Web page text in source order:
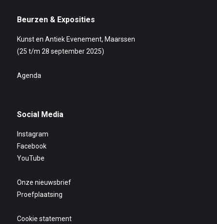
Beurzen & Exposities
Kunst en Antiek Evenement, Maarssen
(25 t/m 28 september 2025)
Agenda
Social Media
Instagram
Facebook
YouTube
Onze nieuwsbrief
Proefplaatsing
Cookie statement